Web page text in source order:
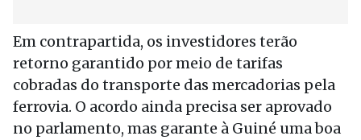
Em contrapartida, os investidores terão
retorno garantido por meio de tarifas
cobradas do transporte das mercadorias pela
ferrovia. O acordo ainda precisa ser aprovado
no parlamento, mas garante à Guiné uma boa